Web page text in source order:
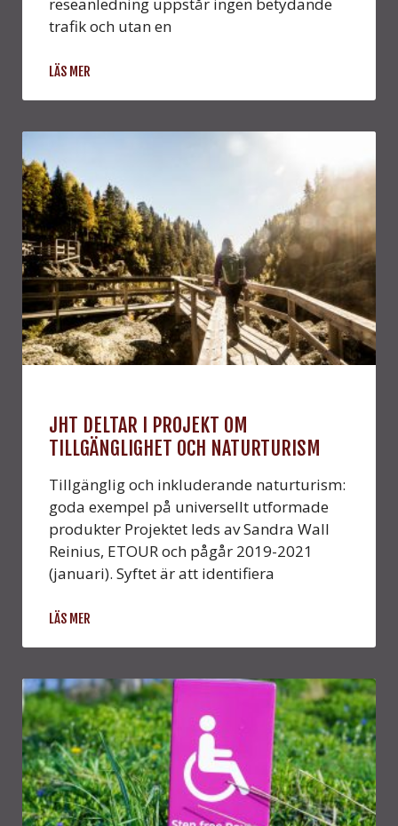
reseanledning uppstår ingen betydande
trafik och utan en
LÄS MER
JHT DELTAR I PROJEKT OM
TILLGÄNGLIGHET OCH NATURTURISM
Tillgänglig och inkluderande naturturism:
goda exempel på universellt utformade
produkter Projektet leds av Sandra Wall
Reinius, ETOUR och pågår 2019-2021
(januari). Syftet är att identifiera
LÄS MER